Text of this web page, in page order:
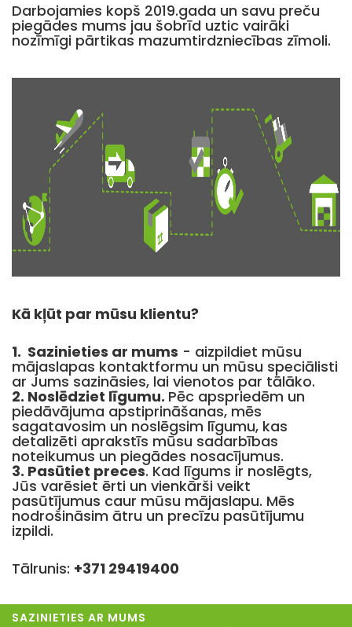
Darbojamies kopš 2019.gada un savu preču
piegādes mums jau šobrīd uztic vairāki
nozīmīgi pārtikas mazumtirdzniecības zīmoli.
Kā kļūt par mūsu klientu?
1. Sazinieties ar mums - aizpildiet mūsu
mājaslapas kontaktformu un mūsu speciālisti
ar Jums sazināsies, lai vienotos par tālāko.
2. Noslēdziet līgumu. Pēc apspriedēm un
piedāvājuma apstiprināšanas, mēs
sagatavosim un noslēgsim līgumu, kas
detalizēti aprakstīs mūsu sadarbības
noteikumus un piegādes nosacījumus.
3. Pasūtiet preces. Kad līgums ir noslēgts,
Jūs varēsiet ērti un vienkārši veikt
pasūtījumus caur mūsu mājaslapu. Mēs
nodrošināsim ātru un precīzu pasūtījumu
izpildi.
Tālrunis: +371 29419400
SAZINIETIES AR MUMS